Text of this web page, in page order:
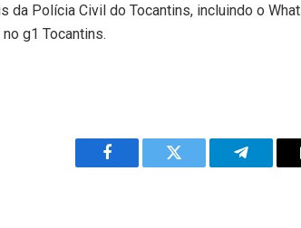
da Polícia Civil do Tocantins, incluindo o
g1 Tocantins.
Facebook Twitter Telegram